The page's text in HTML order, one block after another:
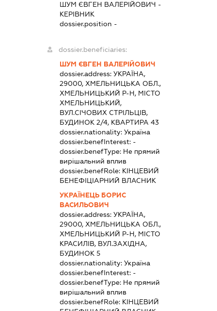
ШУМ ЄВГЕН ВАЛЕРІЙОВИЧ -
КЕРІВНИК
dossier.position -
dossier.beneficiaries:
ШУМ ЄВГЕН ВАЛЕРІЙОВИЧ
dossier.address:УКРАЇНА,
29000, ХМЕЛЬНИЦЬКА ОБЛ.,
ХМЕЛЬНИЦЬКИЙ Р-Н, МІСТО
ХМЕЛЬНИЦЬКИЙ,
ВУЛ.СІЧОВИХ СТРІЛЬЦІВ,
БУДИНОК 2/4, КВАРТИРА 43
dossier.nationality:Україна
dossier.benefInterest: -
dossier.benefType: Не прямий
вирішальний вплив
dossier.benefRole: КІНЦЕВИЙ
БЕНЕФІЦІАРНИЙ ВЛАСНИК
УКРАЇНЕЦЬ БОРИС
ВАСИЛЬОВИЧ
dossier.address:УКРАЇНА,
29000, ХМЕЛЬНИЦЬКА ОБЛ.,
ХМЕЛЬНИЦЬКИЙ Р-Н, МІСТО
КРАСИЛІВ, ВУЛ.ЗАХІДНА,
БУДИНОК 5
dossier.nationality:Україна
dossier.benefInterest: -
dossier.benefType: Не прямий
вирішальний вплив
dossier.benefRole: КІНЦЕВИЙ